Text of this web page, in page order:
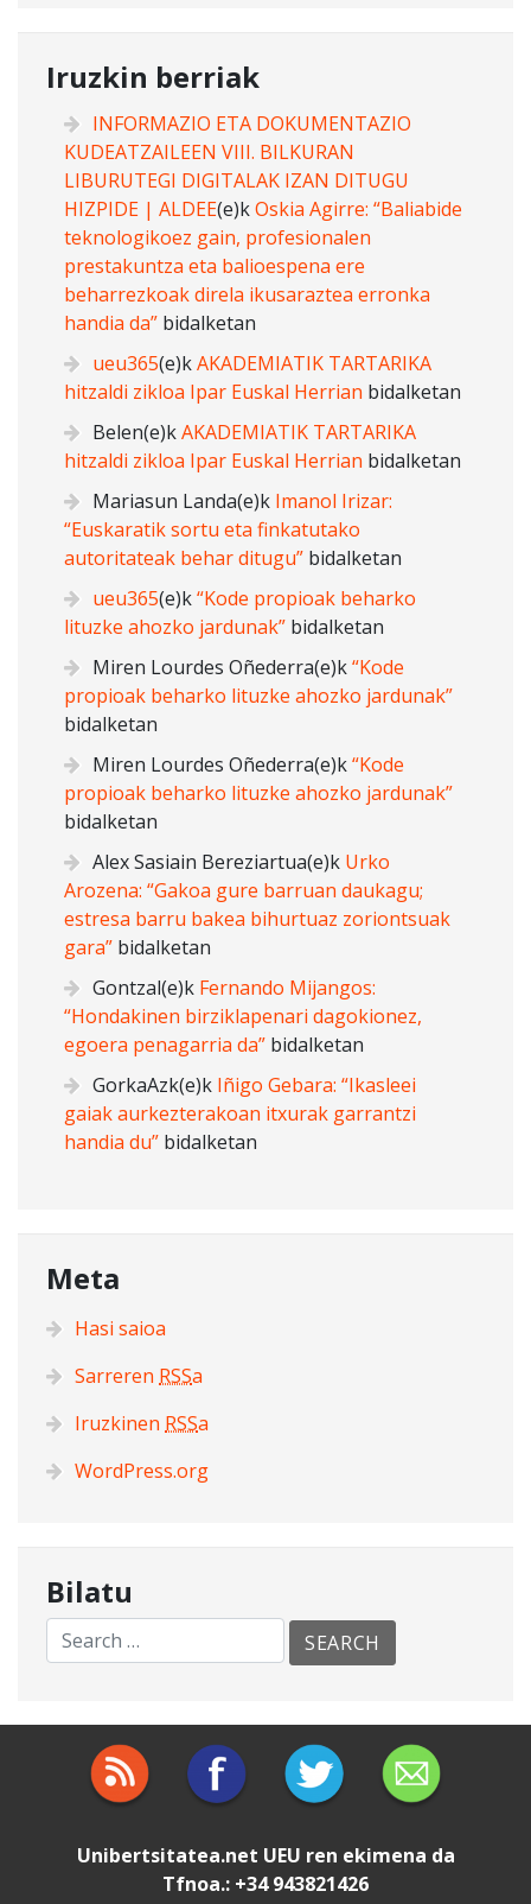
Iruzkin berriak
INFORMAZIO ETA DOKUMENTAZIO
KUDEATZAILEEN VIII. BILKURAN
LIBURUTEGI DIGITALAK IZAN DITUGU
HIZPIDE | ALDEE(e)kOskia Agirre: “Baliabide
teknologikoez gain, profesionalen
prestakuntza eta balioespena ere
beharrezkoak direla ikusaraztea erronka
handia da” bidalketan
ueu365(e)kAKADEMIATIK TARTARIKA
hitzaldi zikloa Ipar Euskal Herrian bidalketan
Belen(e)kAKADEMIATIK TARTARIKA
hitzaldi zikloa Ipar Euskal Herrian bidalketan
Mariasun Landa(e)k Imanol Irizar:
“Euskaratik sortu eta finkatutako
autoritateak behar ditugu” bidalketan
ueu365(e)k“Kode propioak beharko
lituzke ahozko jardunak” bidalketan
Miren Lourdes Oñederra(e)k“Kode
propioak beharko lituzke ahozko jardunak”
bidalketan
Miren Lourdes Oñederra(e)k“Kode
propioak beharko lituzke ahozko jardunak”
bidalketan
Alex Sasiain Bereziartua(e)k Urko
Arozena: “Gakoa gure barruan daukagu;
estresa barru bakea bihurtuaz zoriontsuak
gara” bidalketan
Gontzal(e)k Fernando Mijangos:
“Hondakinen birziklapenari dagokionez,
egoera penagarria da” bidalketan
GorkaAzk(e)k Iñigo Gebara: “Ikasleei
gaiak aurkezterakoan itxurak garrantzi
handia du” bidalketan
Meta
Hasi saioa
Sarreren RSSa
Iruzkinen RSSa
WordPress.org
Bilatu
Unibertsitatea.net UEU ren ekimena da
Tfnoa.: +34 943821426